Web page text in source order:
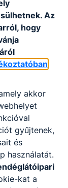
Az
hogy
akkor
gyűjtenek,
és
használatát.
kat a